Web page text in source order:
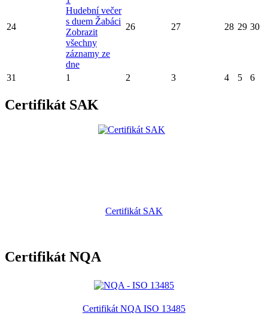
24
Hudební večer
s duem Žabáci
Zobrazit
všechny
záznamy ze
dne
26 27 28 29 30
31 1 2 3 4 5 6
Certifikát SAK
Certifikát SAK
Certifikát NQA
Certifikát NQA ISO 13485